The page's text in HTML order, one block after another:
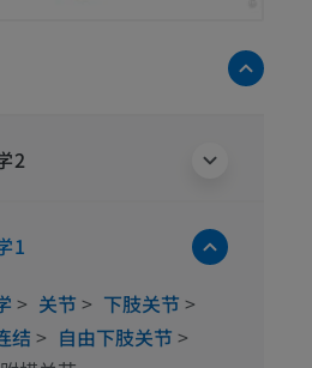
2
1
> 关节 > 下肢关节 >
结 > 自由下肢关节 >